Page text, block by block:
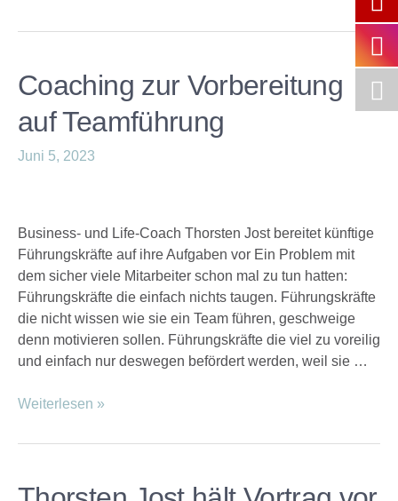
Coaching zur Vorbereitung
auf Teamführung
Juni 5, 2023
Business- und Life-Coach Thorsten Jost bereitet künftige
Führungskräfte auf ihre Aufgaben vor Ein Problem mit
dem sicher viele Mitarbeiter schon mal zu tun hatten:
Führungskräfte die einfach nichts taugen. Führungskräfte
die nicht wissen wie sie ein Team führen, geschweige
denn motivieren sollen. Führungskräfte die viel zu voreilig
und einfach nur deswegen befördert werden, weil sie …
Weiterlesen »